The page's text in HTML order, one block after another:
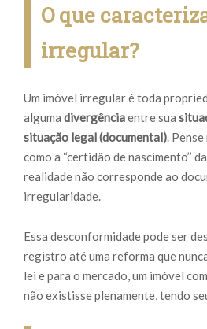
O que
irregular?
Um imóvel irregular é toda
alguma divergênciaentre sua
situação legal (documental). Pense
como a “certidão de nascimento’’
realidade não corresponde ao
irregularidade.
Essa desconformidade pode ser
registro até uma reforma que
lei e para o mercado, um imóvel
não existisse plenamente, tendo